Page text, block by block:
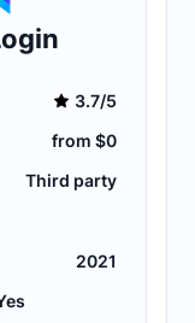
3.7/5
from $0
Third party
2021